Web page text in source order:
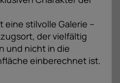
stilvolle Galerie –
der vielfältig
und nicht in die
einberechnet ist.